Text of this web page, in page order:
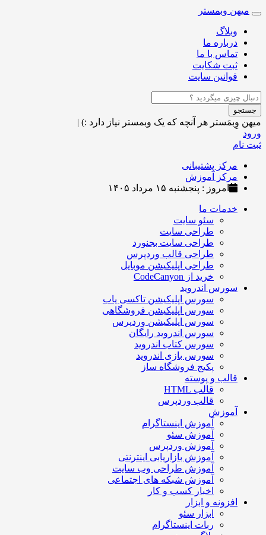
Toggle
navigation
میهن وبمستر
وبلاگ
درباره ما
تماس با ما
ثبت شکایت
قوانین سایت
جستجو
میهن وِبمَستر هر آنچه که یک وبمستر نیاز دارد :) |
ورود
ثبت نام
مرکز پشتیبانی
مرکز آموزش
امروز : پنجشنبه ۱۵ مرداد ۱۴۰۵
خدمات ما
سئو سایت
طراحی سایت
طراحی سایت بجنورد
طراحی قالب وردپرس
طراحی اپلیکیشن موبایل
خرید از CodeCanyon
سورس اندروید
سورس اپلیکیشن تاکسی یاب
سورس اپلیکیشن فروشگاهی
سورس اپلیکیشن وردپرس
سورس اندروید رایگان
سورس کتاب اندروید
سورس بازی اندروید
پکیج فروشگاه ساز
قالب و پوسته
قالب HTML
قالب وردپرس
آموزش
آموزش اینستاگرام
آموزش سئو
آموزش وردپرس
آموزش بازاریابی اینترنتی
آموزش طراحی وب سایت
آموزش شبکه های اجتماعی
اخبار کسب و کار
افزونه و ابزار
ابزار سئو
ربات اینستاگرام